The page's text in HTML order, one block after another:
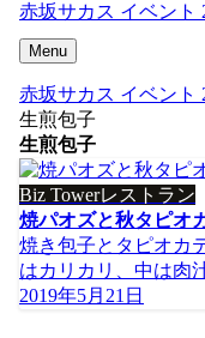
赤坂サカス イベント
Menu
赤坂サカス イベント
生煎包子
生煎包子
Biz Towerレストラン
焼パオズと秋タピオ
焼き包子とタピオカ
はカリカリ、中は肉
2019年5月21日